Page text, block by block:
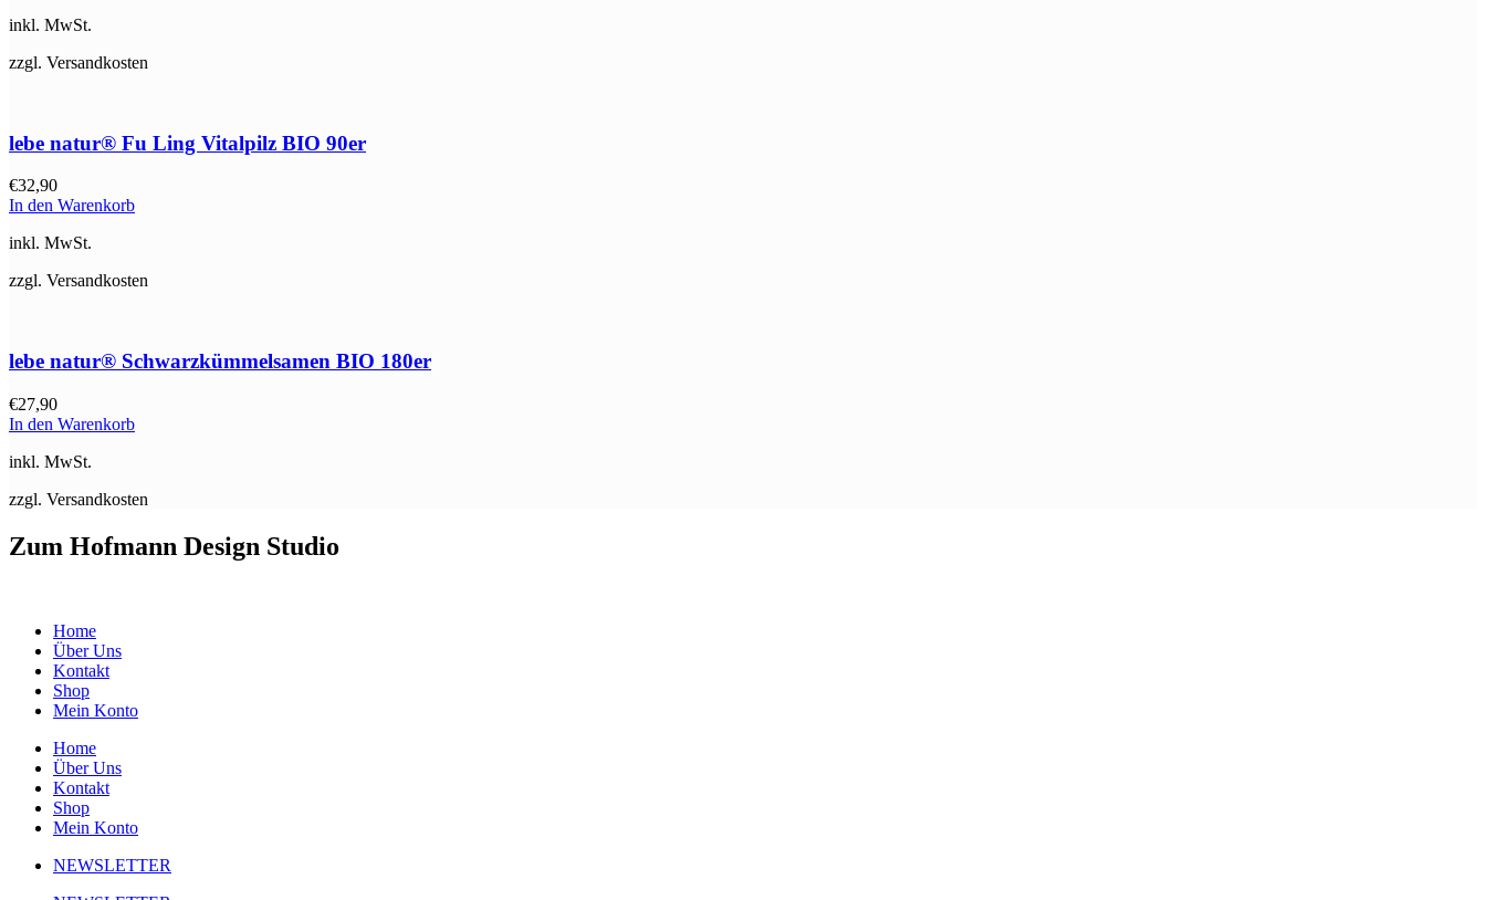
inkl. MwSt.
zzgl. Versandkosten
lebe natur® Fu Ling Vitalpilz BIO 90er
€32,90
In den Warenkorb
inkl. MwSt.
zzgl. Versandkosten
lebe natur® Schwarzkümmelsamen BIO 180er
€27,90
In den Warenkorb
inkl. MwSt.
zzgl. Versandkosten
Zum Hofmann Design Studio
Home
Über Uns
Kontakt
Shop
Mein Konto
Home
Über Uns
Kontakt
Shop
Mein Konto
NEWSLETTER